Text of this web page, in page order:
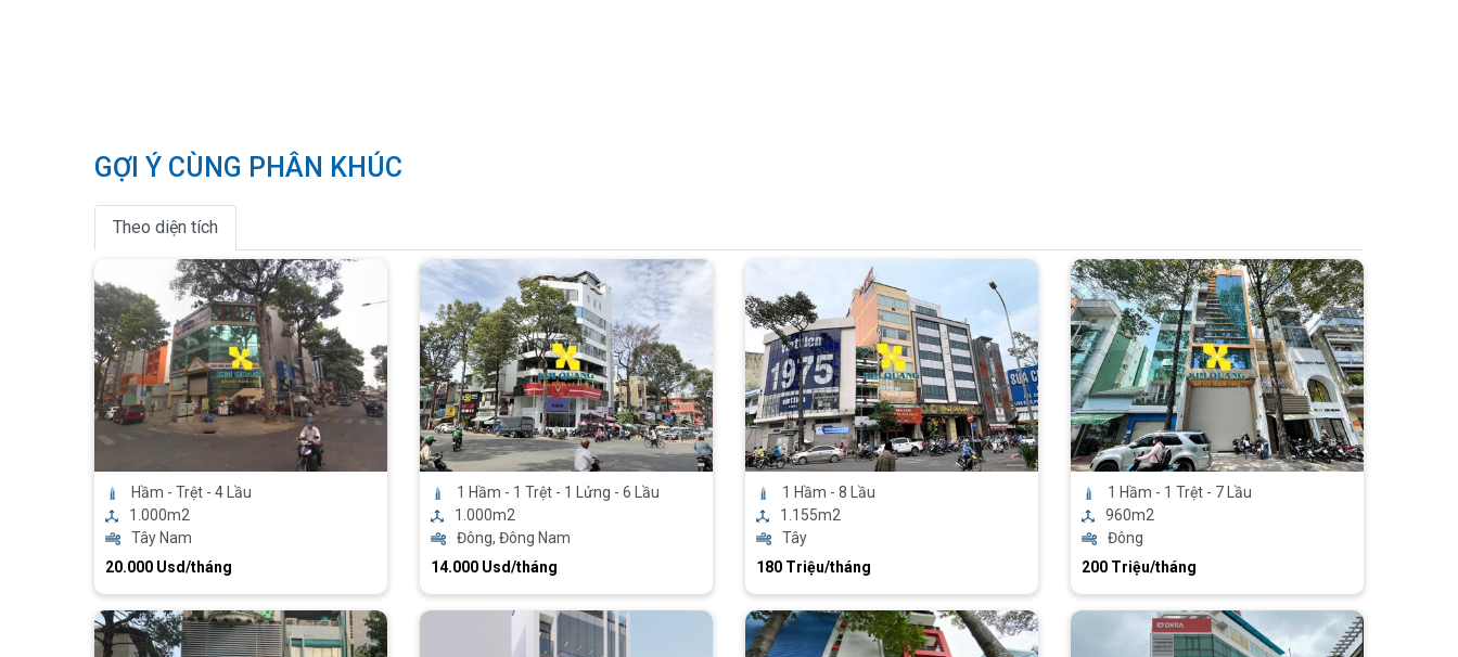
GỢI Ý CÙNG PHÂN KHÚC
Theo diện tích
Hầm - Trệt - 4 Lầu
1.000m2
Tây Nam
20.000 Usd/tháng
1 Hầm - 1 Trệt - 1 Lửng - 6 Lầu
1.000m2
Đông, Đông Nam
14.000 Usd/tháng
1 Hầm - 8 Lầu
1.155m2
Tây
180 Triệu/tháng
1 Hầm - 1 Trệt - 7 Lầu
960m2
Đông
200 Triệu/tháng